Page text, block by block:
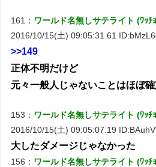
161： ワールド名無しサテライト (ﾜｯ
2016/10/15(土) 09:05:31.61
>>149
正体不明だけど
元々一般人じゃないことはほぼ確
153： ワールド名無しサテライト (ﾜｯ
2016/10/15(土) 09:05:07.19
大したダメージじゃなかった
156： ワールド名無しサテライト (ﾜｯ